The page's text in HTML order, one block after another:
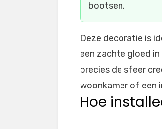
bootsen.
Deze decoratie is
een zachte gloed
precies de sfeer
woonkamer of een
Hoe